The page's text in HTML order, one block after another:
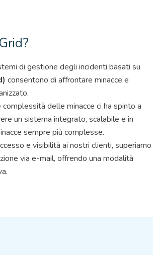
di gestione degli incidenti basati su
consentono di affrontare minacce e
delle minacce ci ha spinto a
un sistema integrato, scalabile e in
sempre più complesse.
e visibilità ai nostri clienti, superiamo
via e-mail, offrendo una modalità